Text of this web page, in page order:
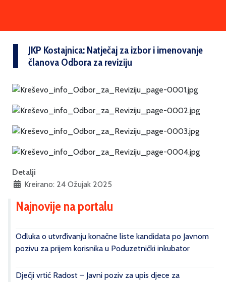
JKP Kostajnica: Natječaj za izbor i imenovanje
članova Odbora za reviziju
Detalji
Kreirano: 24 Ožujak 2025
Najnovije na portalu
Odluka o utvrđivanju konačne liste kandidata po Javnom
pozivu za prijem korisnika u Poduzetnički inkubator
Dječji vrtić Radost – Javni poziv za upis djece za